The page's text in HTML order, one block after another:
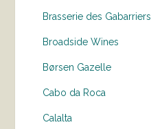
Brasserie des Gabarriers
Broadside Wines
Børsen Gazelle
Cabo da Roca
Calalta